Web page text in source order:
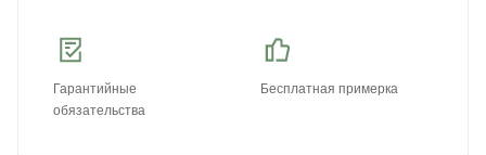
Гарантийные
обязательства
Бесплатная примерка